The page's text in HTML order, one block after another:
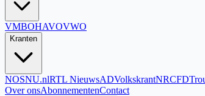
VMBOHAVOVWO
Kranten
NOSNU.nlRTL NieuwsADVolkskrantNRCFD
Over onsAbonnementenContact